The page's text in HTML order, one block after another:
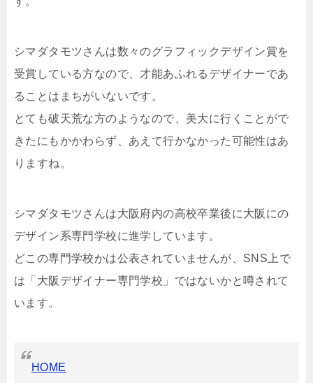
シマダタモツさんは数々のグラフィックデザイン賞を
受賞している方なので、才能あふれるデザイナーであ
ることはまちがいないです。
とても破天荒な方のようなので、美大に行くことがで
きたにもかかわらず、あえて行かなかった可能性はあ
りますね。
シマダタモツさんは大阪府内の高校卒業後に大阪にの
デザイン系専門学校に進学しています。
どこの専門学校かは公表されていませんが、SNS上で
は「大阪デザイナー専門学校」ではないかと噂されて
います。
HOME